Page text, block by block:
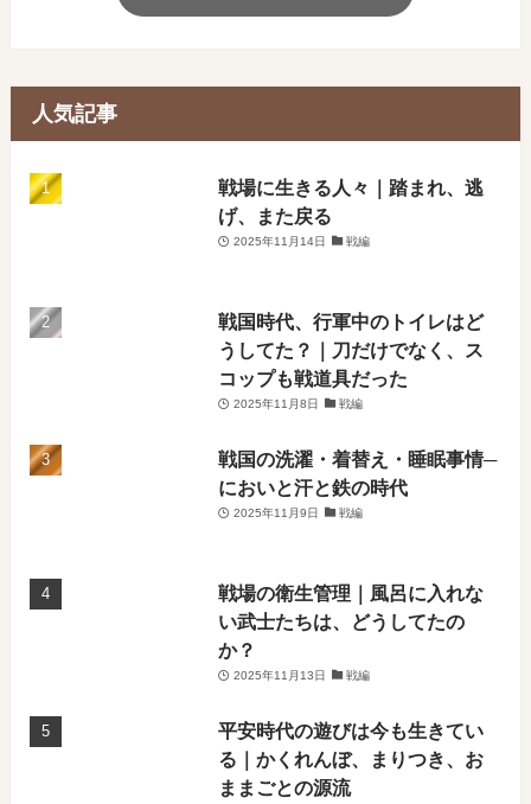
人気記事
戦場に生きる人々｜踏まれ、逃
げ、また戻る
2025年11月14日 戦編
戦国時代、行軍中のトイレはど
うしてた？｜刀だけでなく、ス
コップも戦道具だった
2025年11月8日 戦編
戦国の洗濯・着替え・睡眠事情─
においと汗と鉄の時代
2025年11月9日 戦編
戦場の衛生管理｜風呂に入れな
い武士たちは、どうしてたの
か？
2025年11月13日 戦編
平安時代の遊びは今も生きてい
る｜かくれんぼ、まりつき、お
ままごとの源流